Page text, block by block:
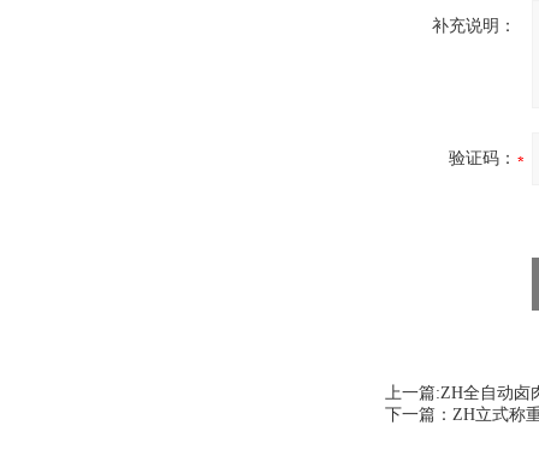
补充说明：
验证码：
上一篇:ZH全自动卤
下一篇： ZH立式称